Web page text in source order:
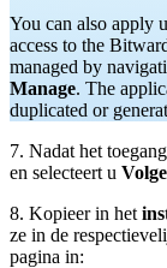
You can also apply
access to the
managed by
Manage. The
duplicated or
7. Nadat het
en selecteert u
8. Kopieer in het
ze in de
pagina in: